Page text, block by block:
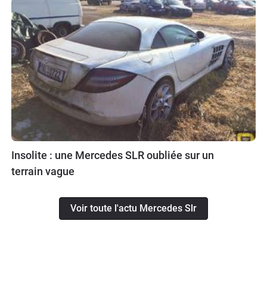
Insolite : une Mercedes SLR oubliée sur un
terrain vague
Voir toute l'actu Mercedes Slr